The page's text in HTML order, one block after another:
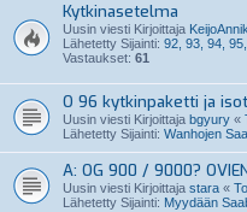
Kytkinasetelma
Uusin viesti Kirjoittaja
Lähetetty Sijainti: 92, 93, 94,
Vastaukset: 61
O 96 kytkinpaketti ja
Uusin viesti Kirjoittaja bgyury «
Lähetetty Sijainti: Wanhojen
A: OG 900 / 9000?
Uusin viesti Kirjoittaja stara «
Lähetetty Sijainti: Myydään